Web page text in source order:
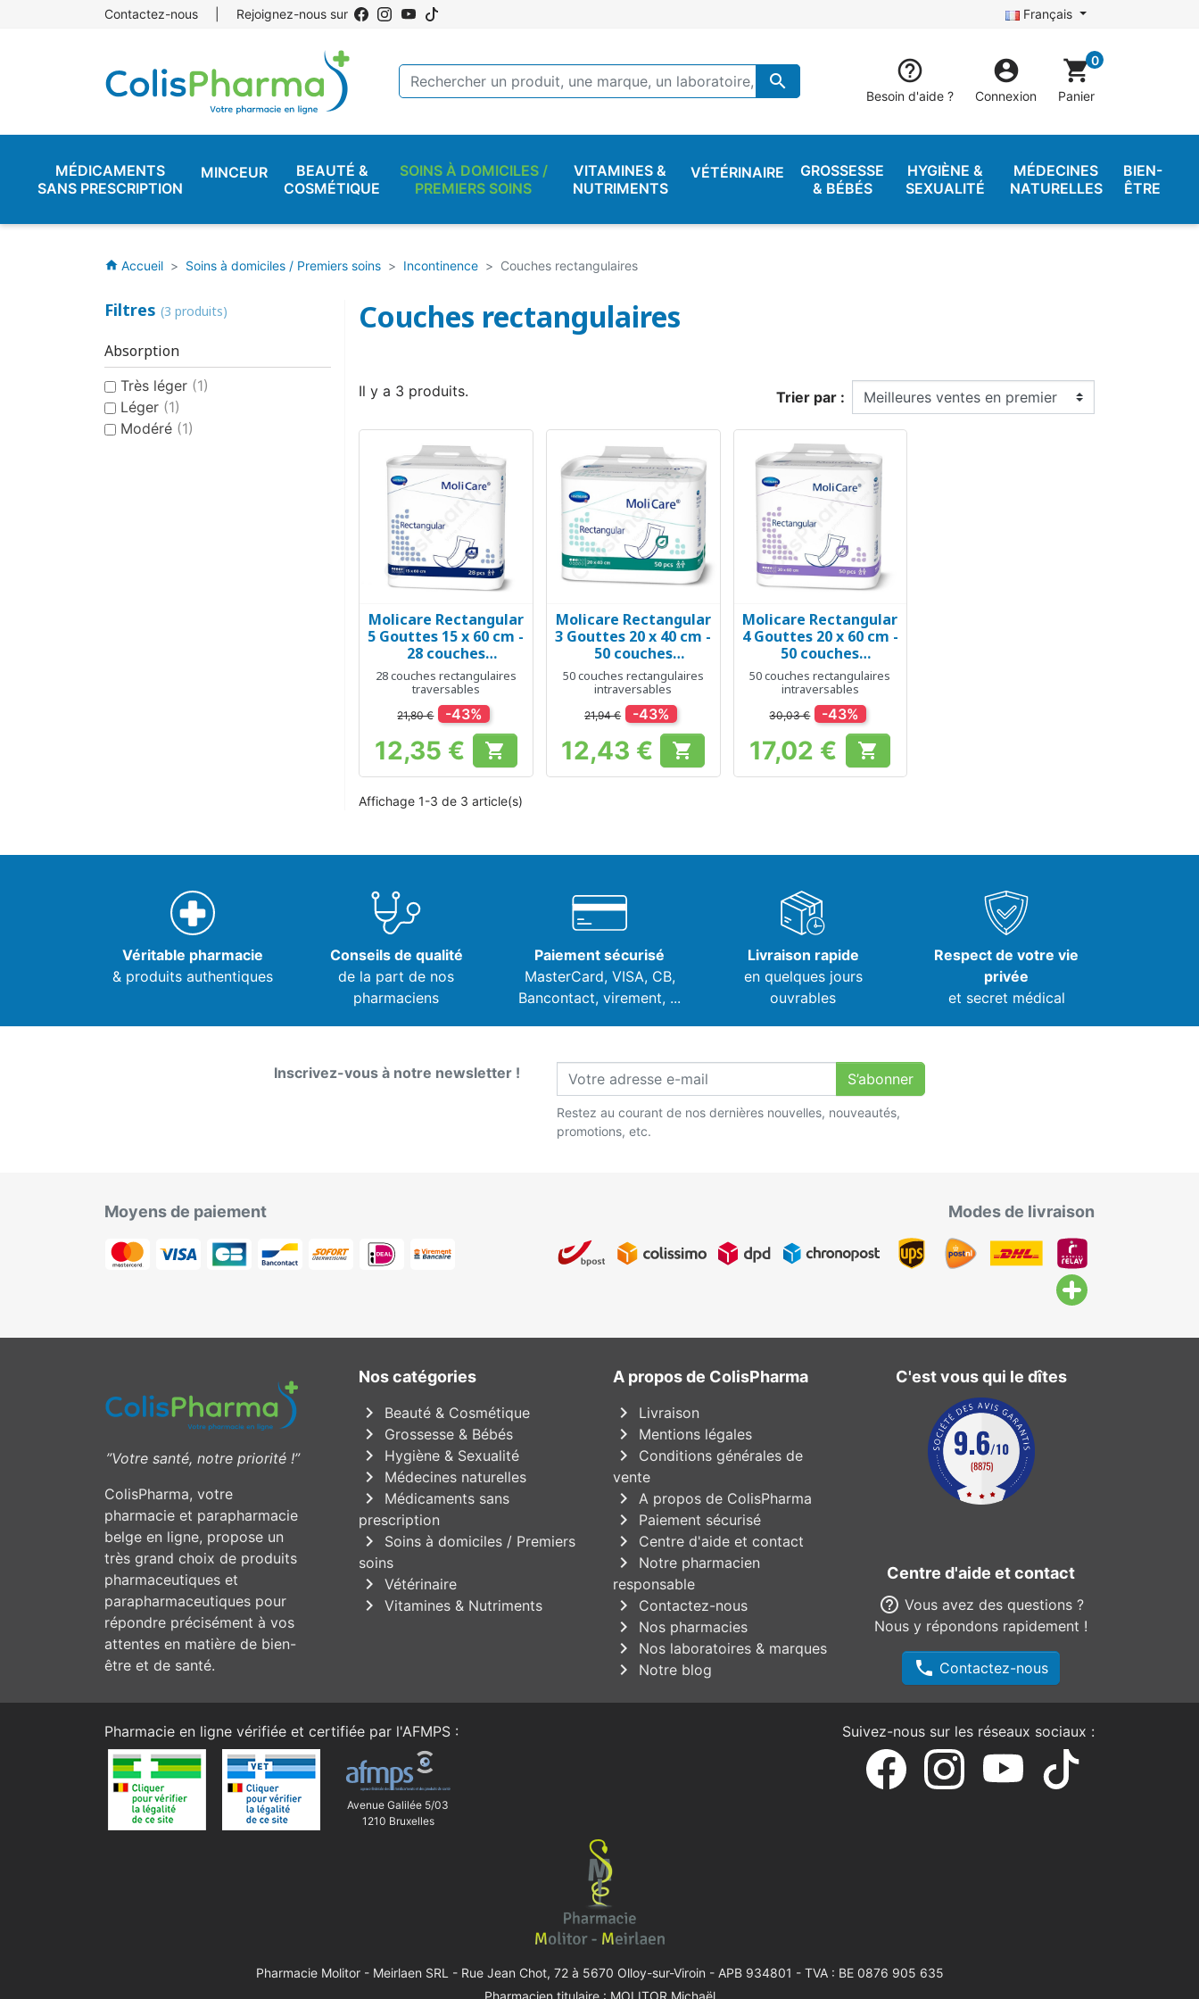
Contactez-nous Rejoignez-nous sur Français
 
Besoin d'aide ?

Connexion
shopping_cart0
Panier
MÉDICAMENTS
SANS PRESCRIPTION
MINCEUR
BEAUTÉ &
COSMÉTIQUE
SOINS À DOMICILES /
PREMIERS SOINS
VITAMINES &
NUTRIMENTS
VÉTÉRINAIRE
GROSSESSE
& BÉBÉS
HYGIÈNE &
SEXUALITÉ
MÉDECINES
NATURELLES
BIEN-
ÊTRE
home Accueil Soins à domiciles / Premiers soins Incontinence Couches rectangulaires
Filtres (3 produits)
Absorption
Très léger (1)
Léger (1)
Modéré (1)
Couches rectangulaires
Il y a 3 produits. Trier par :
Aperçu rapide
Molicare Rectangular
5 Gouttes 15 x 60 cm -
28 couches
rectangulaires
traversables
28 couches rectangulaires
traversables
21,80 € -43%
Prix
12,35 € 
Aperçu rapide
Molicare Rectangular
3 Gouttes 20 x 40 cm -
50 couches
rectangulaires
intraversables
50 couches rectangulaires
intraversables
21,94 € -43%
Prix
12,43 € 
Aperçu rapide
Molicare Rectangular
4 Gouttes 20 x 60 cm -
50 couches
rectangulaires
intraversables
50 couches rectangulaires
intraversables
30,03 € -43%
Prix
17,02 € 
Affichage 1-3 de 3 article(s)
Véritable pharmacie
& produits authentiques
Conseils de qualité
de la part de nos
pharmaciens
Paiement sécurisé
MasterCard, VISA, CB,
Bancontact, virement, ...
Livraison rapide
en quelques jours
ouvrables
Respect de votre vie
privée
et secret médical
Inscrivez-vous à notre newsletter ! S’abonner
Restez au courant de nos dernières nouvelles, nouveautés,
promotions, etc.
Moyens de paiement Modes de livraison
”Votre santé, notre priorité !”
ColisPharma, votre
pharmacie et parapharmacie
belge en ligne, propose un
très grand choix de produits
pharmaceutiques et
parapharmaceutiques pour
répondre précisément à vos
attentes en matière de bien-
être et de santé.
Nos catégories
chevron_right Beauté & Cosmétique
chevron_right Grossesse & Bébés
chevron_right Hygiène & Sexualité
chevron_right Médecines naturelles
chevron_right
Médicaments sans
prescription
chevron_right
Soins à domiciles / Premiers
soins
chevron_right Vétérinaire
chevron_right Vitamines & Nutriments
A propos de ColisPharma
chevron_right Livraison
chevron_right Mentions légales
chevron_right
Conditions générales de
vente
chevron_right A propos de ColisPharma
chevron_right Paiement sécurisé
chevron_right Centre d'aide et contact
chevron_right
Notre pharmacien
responsable
chevron_right Contactez-nous
chevron_right Nos pharmacies
chevron_right Nos laboratoires & marques
chevron_right Notre blog
C'est vous qui le dîtes
Centre d'aide et contact
help_outline Vous avez des questions ?
Nous y répondons rapidement !
phone Contactez-nous
Pharmacie en ligne vérifiée et certifiée par l'AFMPS :
Avenue Galilée 5/03
1210 Bruxelles
Suivez-nous sur les réseaux sociaux :
Pharmacie Molitor - Meirlaen SRL - Rue Jean Chot, 72 à 5670 Olloy-sur-Viroin - APB 934801 - TVA : BE 0876 905 635
Pharmacien titulaire : MOLITOR Michaël